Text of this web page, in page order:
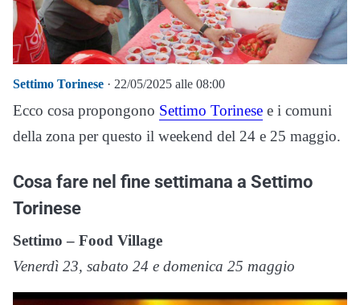
Settimo Torinese · 22/05/2025 alle 08:00
Ecco cosa propongono Settimo Torinese e i comuni
della zona per questo il weekend del 24 e 25 maggio.
Cosa fare nel fine settimana a Settimo
Torinese
Settimo – Food Village
Venerdì 23, sabato 24 e domenica 25 maggio